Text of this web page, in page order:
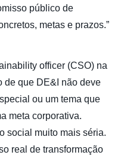
público de
metas e prazos.”
officer (CSO) na
de que DE&I não deve
ou um tema que
meta corporativa.
social muito mais séria.
real de transformação